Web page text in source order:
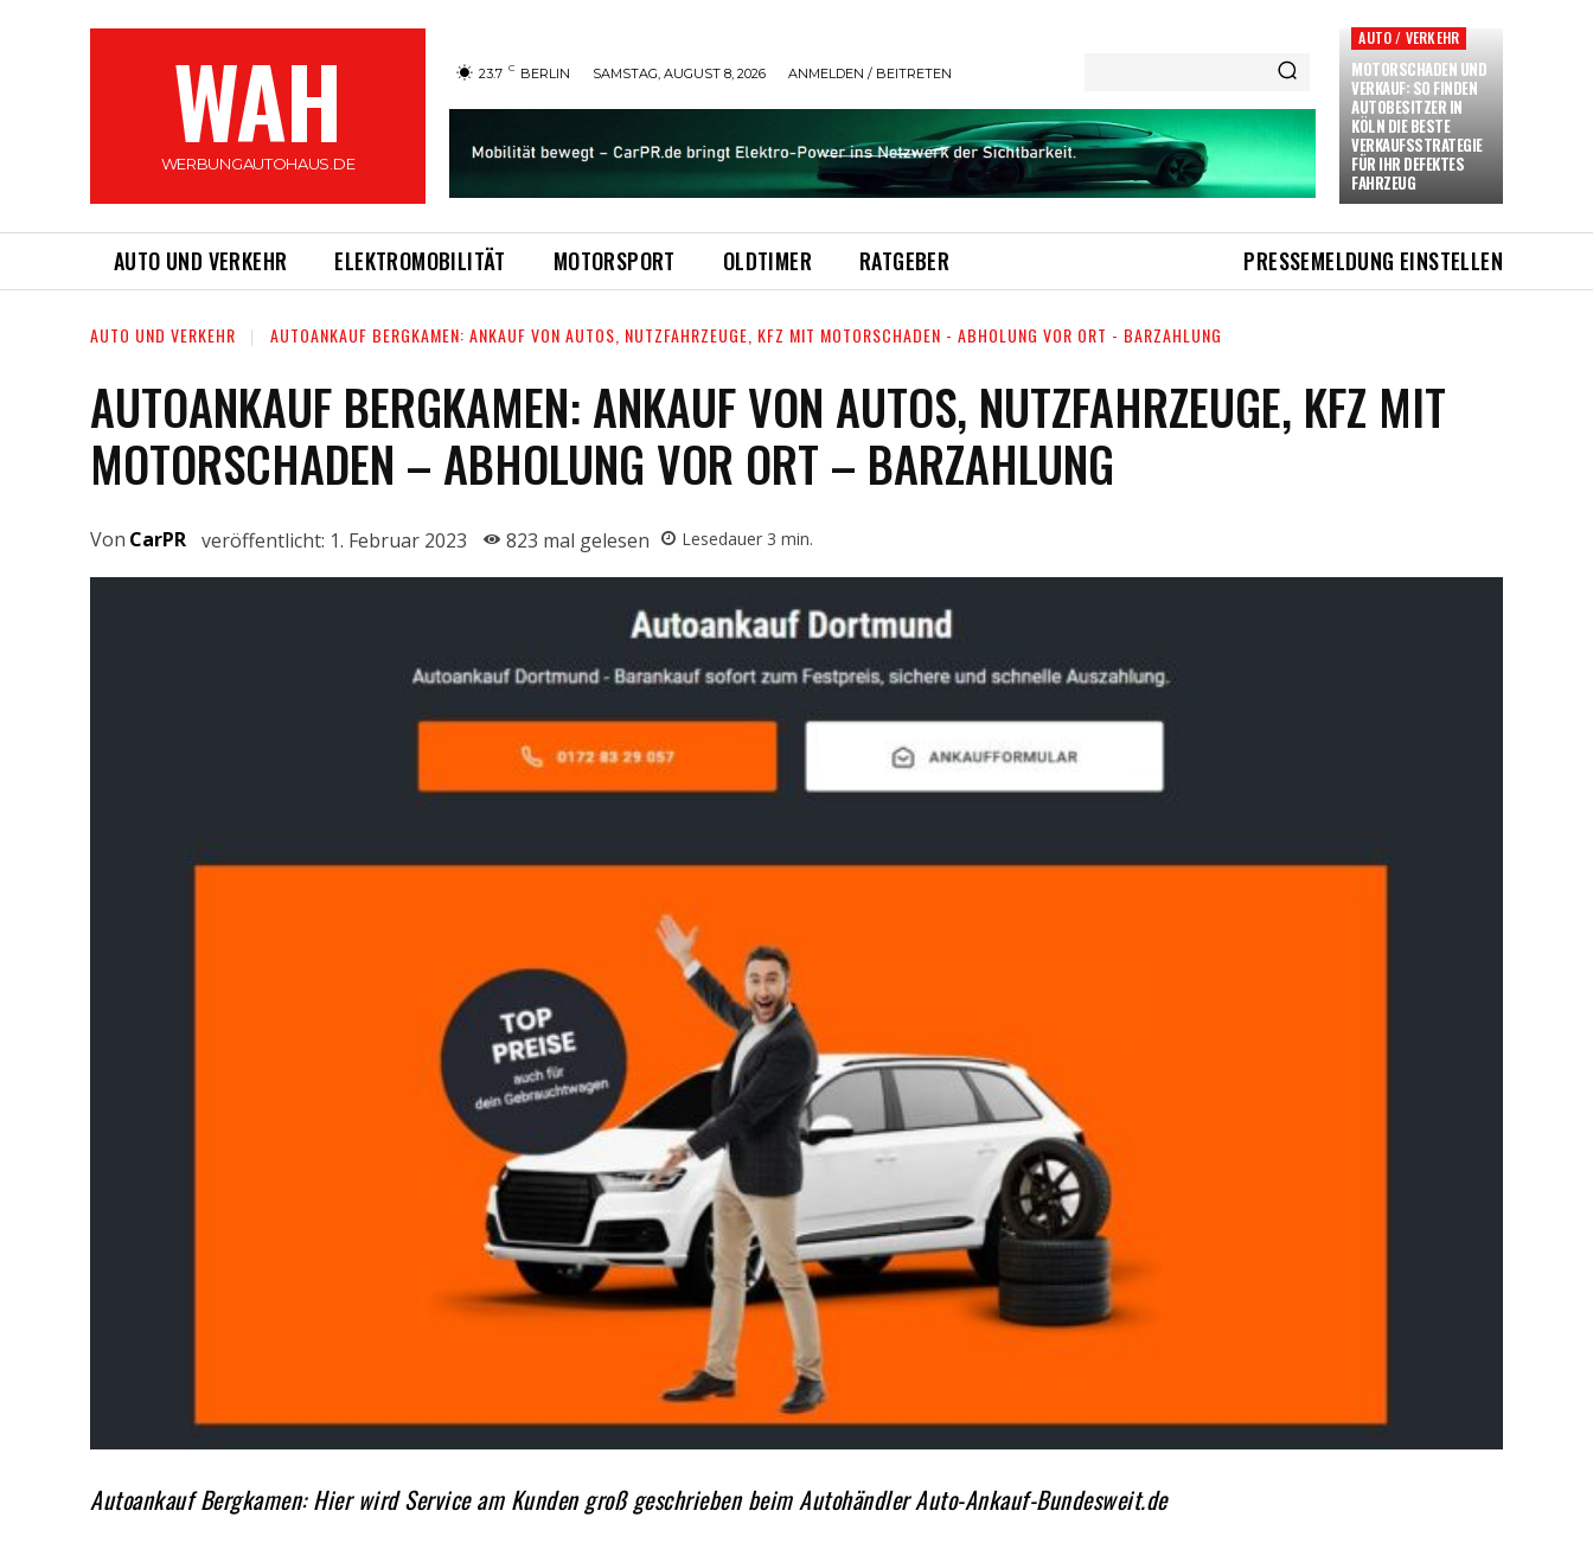
WAH
WERBUNGAUTOHAUS.DE
23.7 C BERLIN SAMSTAG, AUGUST 8, 2026 ANMELDEN / BEITRETEN
AUTO / VERKEHR
MOTORSCHADEN UND
VERKAUF: SO FINDEN
AUTOBESITZER IN
KÖLN DIE BESTE
VERKAUFSSTRATEGIE
FÜR IHR DEFEKTES
FAHRZEUG
AUTO UND VERKEHR ELEKTROMOBILITÄT MOTORSPORT OLDTIMER RATGEBER PRESSEMELDUNG EINSTELLEN
AUTO UND VERKEHR AUTOANKAUF BERGKAMEN: ANKAUF VON AUTOS, NUTZFAHRZEUGE, KFZ MIT MOTORSCHADEN - ABHOLUNG VOR ORT - BARZAHLUNG
AUTOANKAUF BERGKAMEN: ANKAUF VON AUTOS, NUTZFAHRZEUGE, KFZ MIT
MOTORSCHADEN – ABHOLUNG VOR ORT – BARZAHLUNG
Von CarPR veröffentlicht: 1. Februar 2023 823 mal gelesen Lesedauer 3 min.
Autoankauf Bergkamen: Hier wird Service am Kunden groß geschrieben beim Autohändler Auto-Ankauf-Bundesweit.de